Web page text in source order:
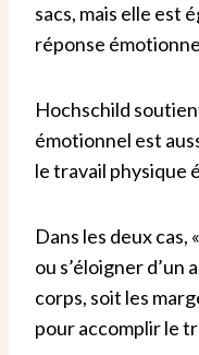
sacs, mais elle est
réponse
Hochschild
émotionnel est
le travail physique
Dans les deux cas,
ou s’éloigner d’un
corps, soit les
pour accomplir le